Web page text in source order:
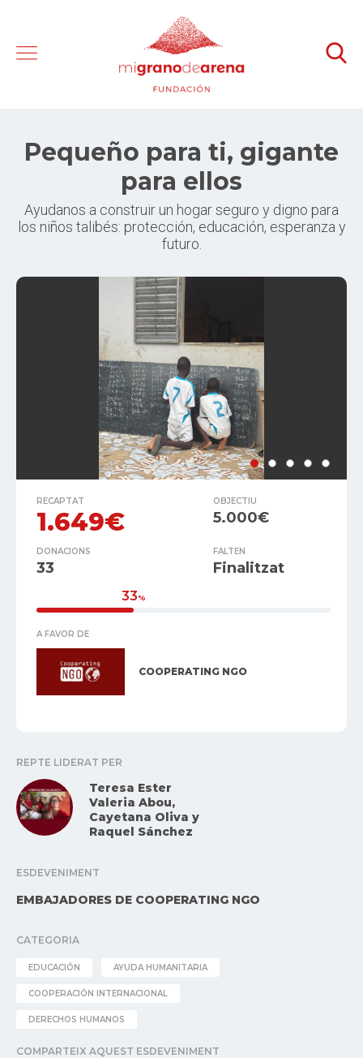
Pequeño para ti, gigante
para ellos
Ayudanos a construir un hogar seguro y digno para
los niños talibés: protección, educación, esperanza y
futuro.
RECAPTAT
1.649€
OBJECTIU
5.000€
DONACIONS
33
FALTEN
Finalitzat
33%
A FAVOR DE
COOPERATING NGO
REPTE LIDERAT PER
Teresa Ester
Valeria Abou,
Cayetana Oliva y
Raquel Sánchez
ESDEVENIMENT
EMBAJADORES DE COOPERATING NGO
CATEGORIA
EDUCACIÓN AYUDA HUMANITARIA
COOPERACIÓN INTERNACIONAL
DERECHOS HUMANOS
COMPARTEIX AQUEST ESDEVENIMENT